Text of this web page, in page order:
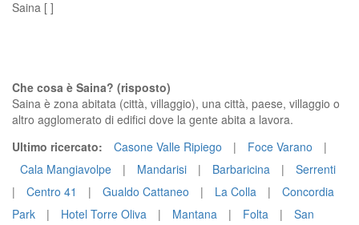
Saina [ ]
Che cosa è Saina? (risposto)
Saina è zona abitata (città, villaggio), una città, paese, villaggio o
altro agglomerato di edifici dove la gente abita a lavora.
Ultimo ricercato:
Casone Valle Ripiego | Foce Varano
|
Cala Mangiavolpe
| Mandarisi | Barbaricina |
Serrenti
|
Centro 41 | Gualdo Cattaneo | La Colla |
Concordia
Park
| Hotel Torre Oliva | Mantana | Folta |
San